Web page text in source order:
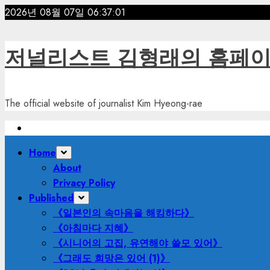
Skip
2026년 08월 07일 06:37:02
저널리스트 김형래의 홈페
The official website of journalist Kim Hyeong-rae
PrimaryHome
About
Privacy Policy
Published
《일본인의 속마음을 해킹하다》
《아침마다 지혜》
《시니어의 고집, 유연해야 쓸모 있어》
《그래도 희망은 있어 (1)》